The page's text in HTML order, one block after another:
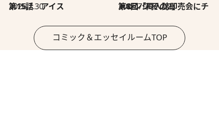
2026.7.30
第15話 アイス 2026.7.30
第8回「同人誌即売会にチャレンジ その2」
コミック＆エッセイルームTOP